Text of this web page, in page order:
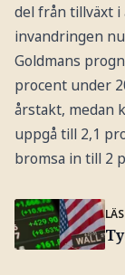
del från tillväxt
invandringen
Goldmans
procent under
årstakt, medan
uppgå till 2,1
bromsa in till 2